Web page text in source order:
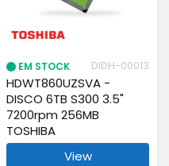
EM STOCK DIDH-00013
HDWT860UZSVA -
DISCO 6TB S300 3.5"
7200rpm 256MB
TOSHIBA
View